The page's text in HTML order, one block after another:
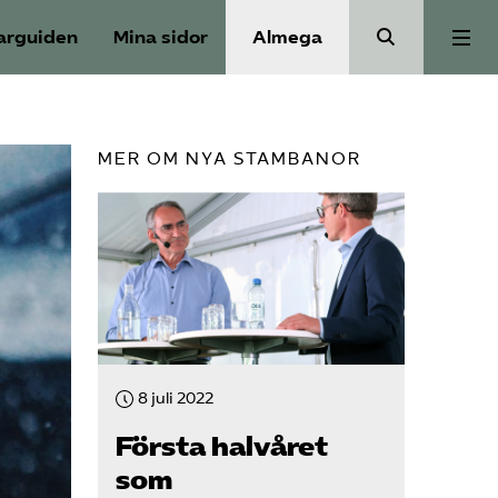
Mina sidor Almega
Reformagenda för järnvägen
Våra frågor
Aktiviteter
MER OM NYA STAMBANOR
8 juli 2022
Första halvåret
som